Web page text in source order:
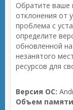
Обратите ваше
отклонения от
проблема с
определите
обновленной
незанятого
ресурсов для
Версия ОС:
Объем